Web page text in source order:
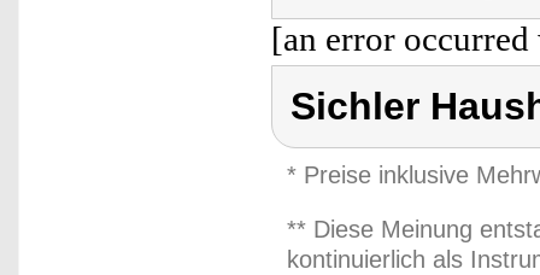
[an error
Sichler
* Preise inklusive
** Diese Meinung
kontinuierlich als